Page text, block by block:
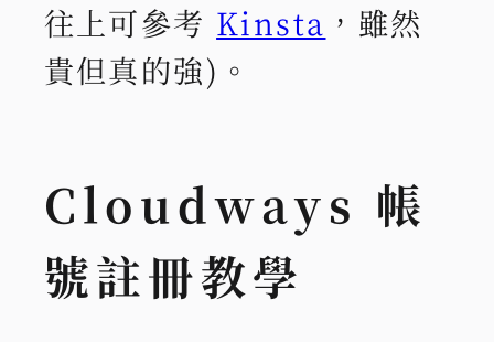
往上可參考 Kinsta ，雖然
貴但真的強)。
Cloudways 帳
號註冊教學